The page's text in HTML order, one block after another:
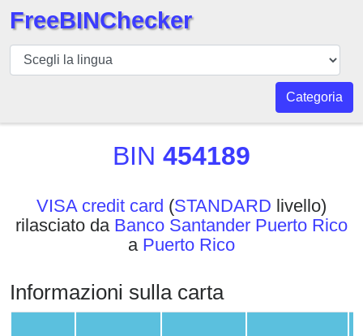
BIN
checker
API
BIN
BIN
Checker
FreeBINChecker
Categoria
BIN 454189
VISA credit card (STANDARD livello)
rilasciato da Banco Santander Puerto Rico
a Puerto Rico
Informazioni sulla carta